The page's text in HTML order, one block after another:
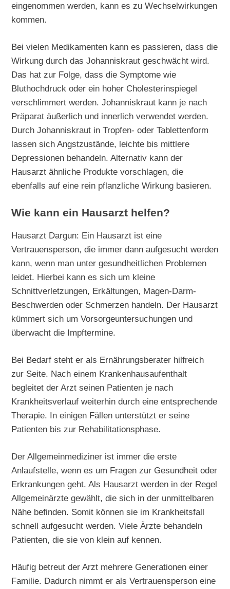
eingenommen werden, kann es zu Wechselwirkungen
kommen.
Bei vielen Medikamenten kann es passieren, dass die
Wirkung durch das Johanniskraut geschwächt wird.
Das hat zur Folge, dass die Symptome wie
Bluthochdruck oder ein hoher Cholesterinspiegel
verschlimmert werden. Johanniskraut kann je nach
Präparat äußerlich und innerlich verwendet werden.
Durch Johanniskraut in Tropfen- oder Tablettenform
lassen sich Angstzustände, leichte bis mittlere
Depressionen behandeln. Alternativ kann der
Hausarzt ähnliche Produkte vorschlagen, die
ebenfalls auf eine rein pflanzliche Wirkung basieren.
Wie kann ein Hausarzt helfen?
Hausarzt Dargun: Ein Hausarzt ist eine
Vertrauensperson, die immer dann aufgesucht werden
kann, wenn man unter gesundheitlichen Problemen
leidet. Hierbei kann es sich um kleine
Schnittverletzungen, Erkältungen, Magen-Darm-
Beschwerden oder Schmerzen handeln. Der Hausarzt
kümmert sich um Vorsorgeuntersuchungen und
überwacht die Impftermine.
Bei Bedarf steht er als Ernährungsberater hilfreich
zur Seite. Nach einem Krankenhausaufenthalt
begleitet der Arzt seinen Patienten je nach
Krankheitsverlauf weiterhin durch eine entsprechende
Therapie. In einigen Fällen unterstützt er seine
Patienten bis zur Rehabilitationsphase.
Der Allgemeinmediziner ist immer die erste
Anlaufstelle, wenn es um Fragen zur Gesundheit oder
Erkrankungen geht. Als Hausarzt werden in der Regel
Allgemeinärzte gewählt, die sich in der unmittelbaren
Nähe befinden. Somit können sie im Krankheitsfall
schnell aufgesucht werden. Viele Ärzte behandeln
Patienten, die sie von klein auf kennen.
Häufig betreut der Arzt mehrere Generationen einer
Familie. Dadurch nimmt er als Vertrauensperson eine